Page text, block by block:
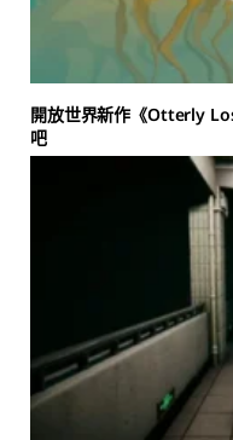
開放世界新作《Otterly
吧